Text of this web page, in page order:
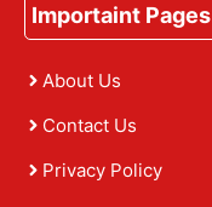
Importaint Pages
About Us
Contact Us
Privacy Policy